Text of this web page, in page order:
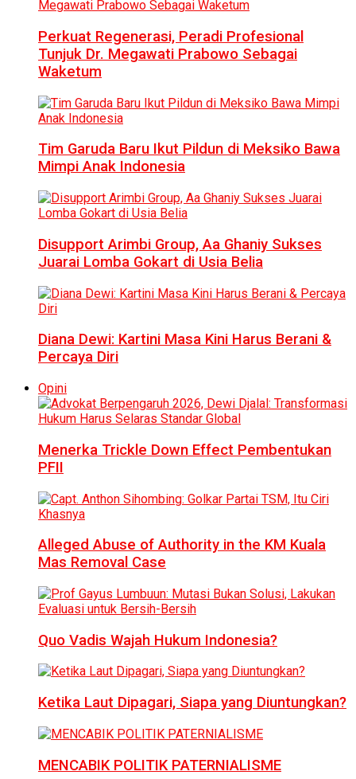
Perkuat Regenerasi, Peradi Profesional
Tunjuk Dr. Megawati Prabowo Sebagai
Waketum
Tim Garuda Baru Ikut Pildun di Meksiko Bawa
Mimpi Anak Indonesia
Disupport Arimbi Group, Aa Ghaniy Sukses
Juarai Lomba Gokart di Usia Belia
Diana Dewi: Kartini Masa Kini Harus Berani &
Percaya Diri
Opini
Menerka Trickle Down Effect Pembentukan
PFII
Alleged Abuse of Authority in the KM Kuala
Mas Removal Case
Quo Vadis Wajah Hukum Indonesia?
Ketika Laut Dipagari, Siapa yang Diuntungkan?
MENCABIK POLITIK PATERNIALISME